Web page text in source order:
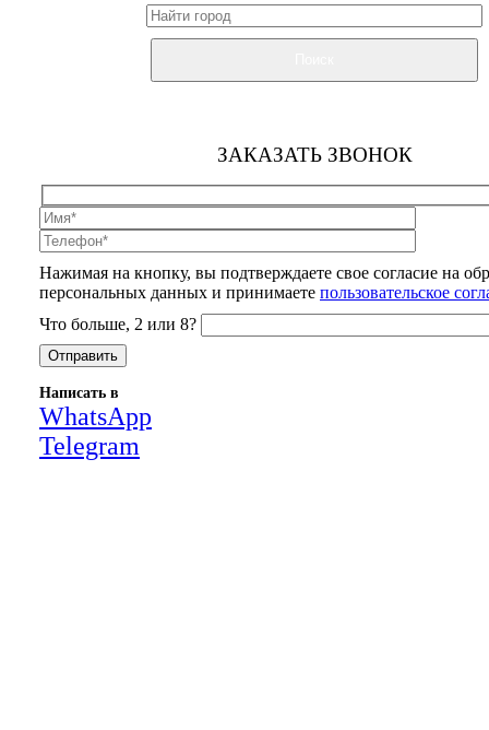
ЗАКАЗАТЬ ЗВОНОК
Нажимая на кнопку, вы подтверждаете свое согласие на
персональных данных и принимаете пользовательское
Что больше, 2 или 8?
Написать в
WhatsApp
Telegram